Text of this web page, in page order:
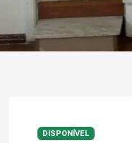
DISPONÍVEL